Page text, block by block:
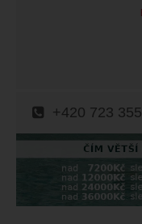
+420 723